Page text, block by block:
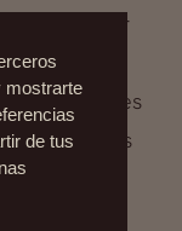
eliminar
el mentón
de papada es
personas
peso
mostrarte
de tus